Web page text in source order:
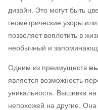
дизайн. Это могут быть
геометрические узоры
позволяет воплотить в
необычный и
Одним из преимуществ
является возможность
уникальность. Вышивка
непохожей на другие.